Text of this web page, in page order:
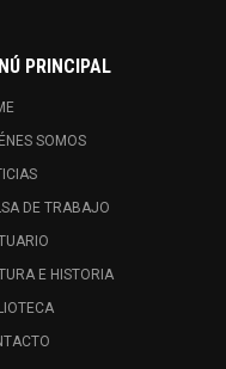
PRINCIPAL
SOMOS
DE TRABAJO
E HISTORIA